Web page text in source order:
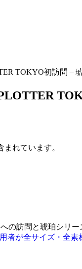
TOKYO初訪問 –
れています。
の訪問と琥珀シリ
者が全サイズ・全素